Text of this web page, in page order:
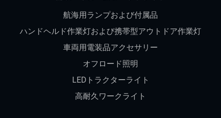
航海用ランプおよび付属品
ハンドヘルド作業灯および携帯型アウトドア作業灯
車両用電装品アクセサリー
オフロード照明
LEDトラクターライト
高耐久ワークライト